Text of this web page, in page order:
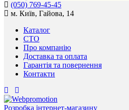
(050) 769-45-45
м. Київ, Гайова, 14
Каталог
СТО
Про компанію
Доставка та оплата
Гарантія та повернення
Контакти
Розробка інтернет-магазину